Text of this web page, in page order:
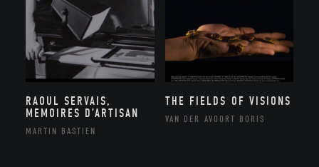
RAOUL SERVAIS,
MEMOIRES D’ARTISAN
MARTIN BASTIEN
THE FIELDS OF VISIONS
VAN DER AVOORT BORIS